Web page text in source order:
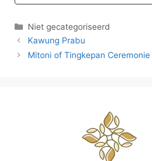
Categorieën
Niet gecategoriseerd
Kawung Prabu
Mitoni of Tingkepan Ceremonie